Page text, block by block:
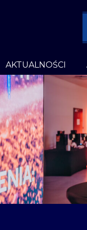
AKTUALNOŚCI